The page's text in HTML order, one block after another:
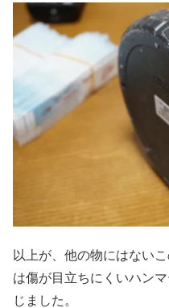
以上が、他の物にはない
は傷が目立ちにくいハン
じました。